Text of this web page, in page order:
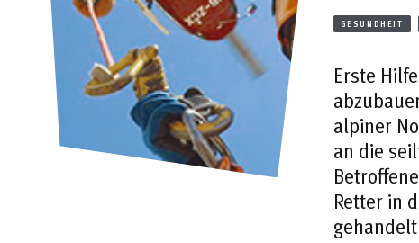
GESUNDHEIT
Erste
alpiner
an die
Retter in